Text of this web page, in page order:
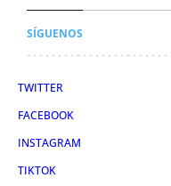
SÍGUENOS
TWITTER
FACEBOOK
INSTAGRAM
TIKTOK